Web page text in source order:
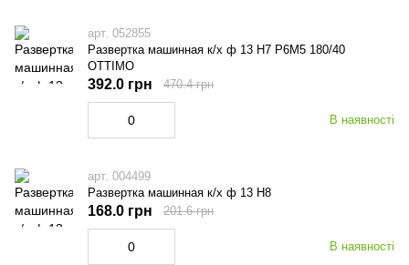
арт. 052855
Развертка машинная к/х ф 13 Н7 Р6М5 180/40
OTTIMO
В наявності
392.0 грн 470.4 грн
арт. 004499
Развертка машинная к/х ф 13 Н8
В наявності
168.0 грн 201.6 грн